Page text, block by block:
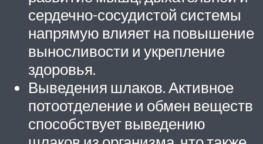
сердечно-сосудистой системы
напрямую влияет на повышение
выносливости и укрепление
здоровья.
Выведения шлаков. Активное
потоотделение и обмен веществ
способствует выведению